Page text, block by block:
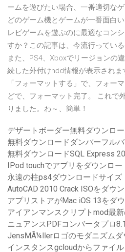
ームを遊びたい場合、一番適切な
どのゲーム機とゲームが一番面白
レビゲームを遊ぶのに最適なコン
すか？この記事は、今流行ってい
また、PS4、Xboxでリージョンの
続した外付けhdd情報が表示されま
「フォーマットする」で、フォー
どで、フォーマット完了。 これで
りました。わ～、簡単！
デザートボーダー無料ダウンロ
無料ダウンロードダンパーフル
無料ダウンロードSQL Express
IPod touchでアプリをダウンロ
永遠の柱ps4ダウンロードサイズ
AutoCAD 2010 Crack ISOをダウ
アプリストアがMac iOS 13をダ
アイアンマンスクリプトmod最
ニュアンスPDFコンバータプロ
JensMÃ¼llerロゴのモダニズムダ
インスタンスgcloudからファイ